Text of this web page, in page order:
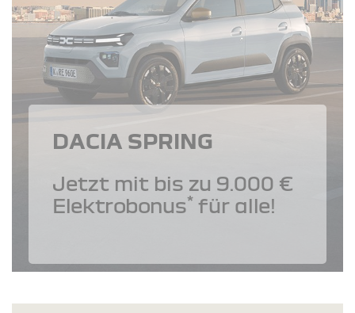
DACIA SPRING
Jetzt mit bis zu 9.000 €
Elektrobonus*für alle!